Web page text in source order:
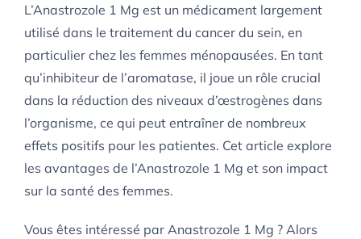
L’Anastrozole 1 Mg est un médicament largement
utilisé dans le traitement du cancer du sein, en
particulier chez les femmes ménopausées. En tant
qu’inhibiteur de l’aromatase, il joue un rôle crucial
dans la réduction des niveaux d’œstrogènes dans
l’organisme, ce qui peut entraîner de nombreux
effets positifs pour les patientes. Cet article explore
les avantages de l’Anastrozole 1 Mg et son impact
sur la santé des femmes.
Vous êtes intéressé par Anastrozole 1 Mg ? Alors